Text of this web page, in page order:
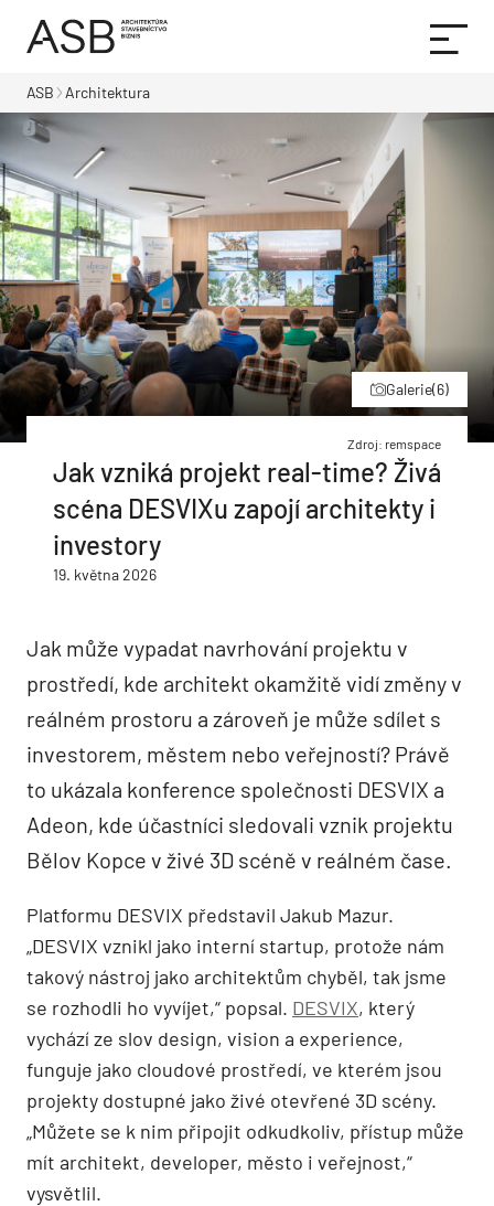
ASB Architektura
Galerie(6)
Zdroj: remspace
Jak vzniká projekt real-time? Živá
scéna DESVIXu zapojí architekty i
investory
19. května 2026
Jak může vypadat navrhování projektu v
prostředí, kde architekt okamžitě vidí změny v
reálném prostoru a zároveň je může sdílet s
investorem, městem nebo veřejností? Právě
to ukázala konference společnosti DESVIX a
Adeon, kde účastníci sledovali vznik projektu
Bělov Kopce v živé 3D scéně v reálném čase.
Platformu DESVIX představil Jakub Mazur.
„DESVIX vznikl jako interní startup, protože nám
takový nástroj jako architektům chyběl, tak jsme
se rozhodli ho vyvíjet,“ popsal. DESVIX, který
vychází ze slov design, vision a experience,
funguje jako cloudové prostředí, ve kterém jsou
projekty dostupné jako živé otevřené 3D scény.
„Můžete se k nim připojit odkudkoliv, přístup může
mít architekt, developer, město i veřejnost,“
vysvětlil.